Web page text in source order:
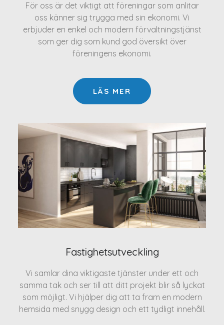
För oss är det viktigt att föreningar som anlitar
oss känner sig trygga med sin ekonomi. Vi
erbjuder en enkel och modern förvaltningstjänst
som ger dig som kund god översikt över
föreningens ekonomi.
LÄS MER
Fastighetsutveckling
Vi samlar dina viktigaste tjänster under ett och
samma tak och ser till att ditt projekt blir så lyckat
som möjligt. Vi hjälper dig att ta fram en modern
hemsida med snygg design och ett tydligt innehåll.